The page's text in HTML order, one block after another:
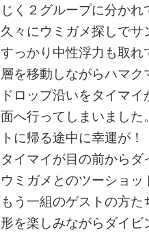
じく２グループに分かれ
久々にウミガメ探しでサ
すっかり中性浮力も取
層を移動しながらハマク
ドロップ沿いをタイマ
面へ行ってしまいまし
トに帰る途中に幸運が！
タイマイが目の前から
ウミガメとのツーショッ
もう一組のゲストの方
形を楽しみながらダイビ